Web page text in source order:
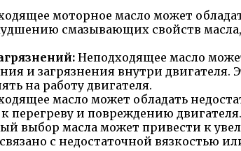
моторное масло может
смазывающих свойств
Неподходящее масло
и загрязнения внутри
на работу двигателя.
масло может обладать
и повреждению двигателя.
выбор масла может привести к
с недостаточной вязкостью